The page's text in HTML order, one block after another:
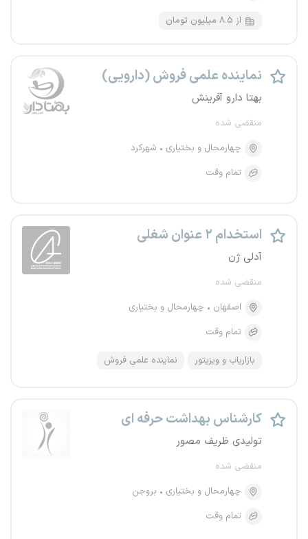
از ۸.۵ میلیون تومان
نماینده علمی فروش (دارویی)
بهتا دارو آفرینش
منقضی شده
چهارمحال و بختیاری
شهرکرد
تمام وقت
استخدام ۲ عنوان شغلی
آدلی ژن
منقضی شده
اصفهان
چهارمحال و بختیاری
تمام وقت
بازاریاب و ویزیتور نماینده علمی فروش
کارشناس بهداشت حرفه ای
تولیدی ظریف مصور
منقضی شده
چهارمحال و بختیاری
بروجن
تمام وقت